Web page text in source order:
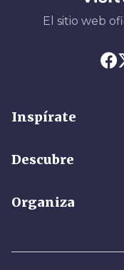
El sitio web
Inspírate
Descubre
Organiza